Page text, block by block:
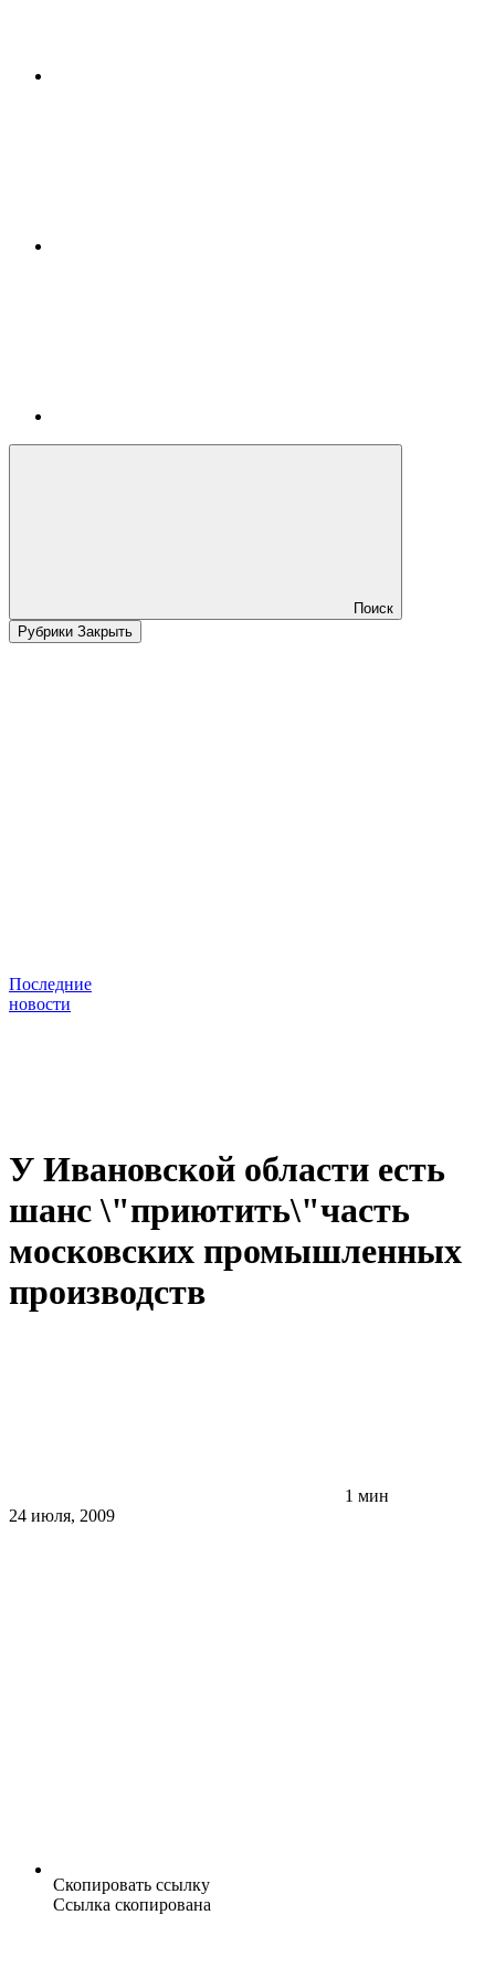
Поиск
Рубрики Закрыть
Последние
новости
У Ивановской области есть
шанс \"приютить\"часть
московских промышленных
производств
1 мин
24 июля, 2009
Скопировать ссылку
Ссылка скопирована